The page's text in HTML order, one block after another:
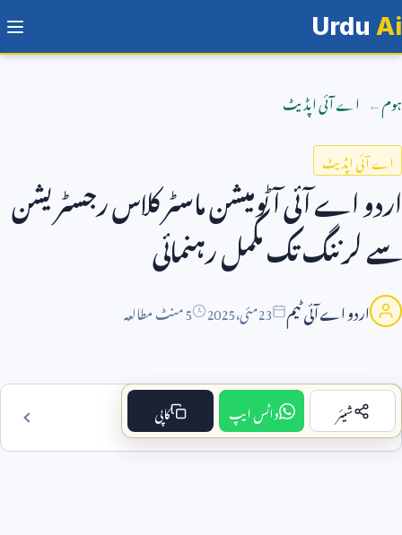
Urdu Ai
ہوم اے آئی اپڈیٹ
اے آئی اپڈیٹ
اردو اے آئی آٹومیشن ماسٹر کلاس رجسٹریشن
سے لرننگ تک مکمل رہنمائی
اردو اے آئی ٹیم 23مئی،2025 5 منٹ مطالعہ
فہرست مضمون
شیئر واٹس ایپ کاپی